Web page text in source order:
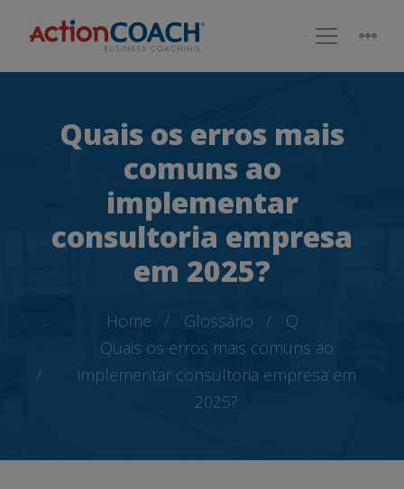
Quais os erros mais
comuns ao
implementar
consultoria empresa
em 2025?
Home Glossário
Q
Quais os erros mais comuns ao
implementar consultoria empresa em
2025?